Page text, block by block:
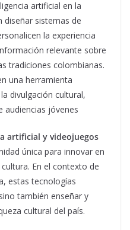
artificial en la
diseñar sistemas de
la experiencia
relevante sobre
tradiciones colombianas.
una herramienta
divulgación cultural,
audiencias jóvenes
artificial y videojuegos
única para innovar en
En el contexto de
estas tecnologías
también enseñar y
cultural del país.